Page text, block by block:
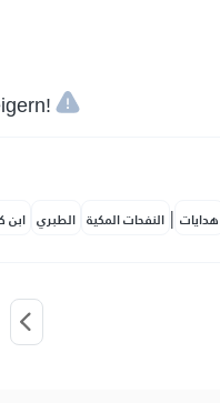
ابن الطبري النفحات المكية | هدايات